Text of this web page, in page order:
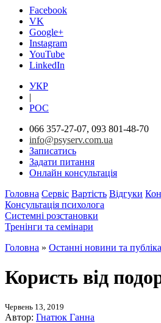
Facebook
VK
Google+
Instagram
YouTube
LinkedIn
УКР
|
РОС
066 357-27-07, 093 801-48-70
info@psyserv.com.ua
Записатись
Задати питання
Онлайн консультація
Головна Сервіс Вартість Відгуки
Консультація психолога
Системні розстановки
Тренінги та семінари
Головна » Останні новини та
Користь від
Червень 13, 2019
Автор: Гнатюк Ганна